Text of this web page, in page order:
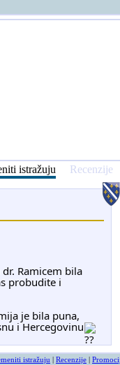
istražuju Recenzije
probudite i
i Hercegovinu
istražuju | Recenzije |